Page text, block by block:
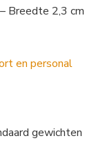
Breedte 2,3 cm
gewichten